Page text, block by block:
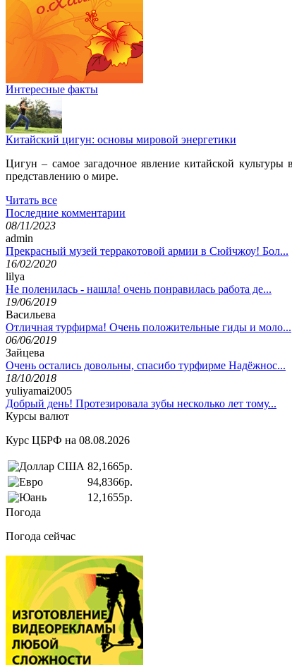
Интересные факты
Китайский цигун: основы мировой энергетики
Цигун – самое загадочное явление китайской
представлению о мире.
Читать все
Последние комментарии
08/11/2023
admin
Прекрасный музей терракотовой армии в Сюйчжоу! Бол...
16/02/2020
lilya
Не поленилась - нашла! очень понравилась работа де...
19/06/2019
Васильева
Отличная турфирма! Очень положительные гиды и моло...
06/06/2019
Зайцева
Очень остались довольны, спасибо турфирме Надёжнос...
18/10/2018
yuliyamai2005
Добрый день! Протезировала зубы несколько лет тому...
Курсы валют
Курс ЦБРФ на 08.08.2026
82,1665р.
94,8366р.
12,1655р.
Погода
Погода сейчас